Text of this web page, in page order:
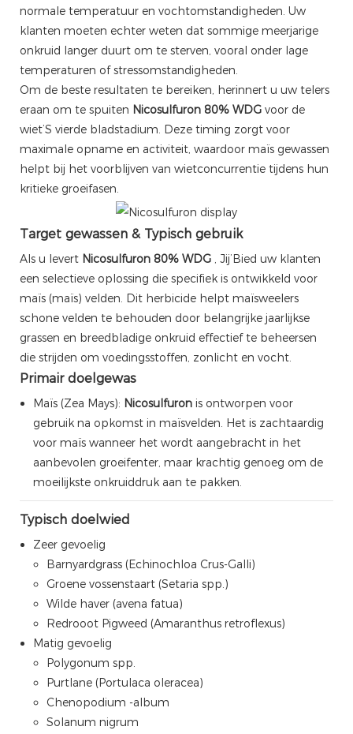
normale temperatuur en vochtomstandigheden. Uw
klanten moeten echter weten dat sommige meerjarige
onkruid langer duurt om te sterven, vooral onder lage
temperaturen of stressomstandigheden.
Om de beste resultaten te bereiken, herinnert u uw telers
eraan om te spuiten Nicosulfuron 80% WDG voor de
wiet’S vierde bladstadium. Deze timing zorgt voor
maximale opname en activiteit, waardoor maïs gewassen
helpt bij het voorblijven van wietconcurrentie tijdens hun
kritieke groeifasen.
Target gewassen & Typisch gebruik
Als u levert Nicosulfuron 80% WDG , Jij’Bied uw klanten
een selectieve oplossing die specifiek is ontwikkeld voor
maïs (maïs) velden. Dit herbicide helpt maïsweelers
schone velden te behouden door belangrijke jaarlijkse
grassen en breedbladige onkruid effectief te beheersen
die strijden om voedingsstoffen, zonlicht en vocht.
Primair doelgewas
Maïs (Zea Mays): Nicosulfuron is ontworpen voor
gebruik na opkomst in maïsvelden. Het is zachtaardig
voor maïs wanneer het wordt aangebracht in het
aanbevolen groeifenter, maar krachtig genoeg om de
moeilijkste onkruiddruk aan te pakken.
Typisch doelwied
Zeer gevoelig
Barnyardgrass (Echinochloa Crus-Galli)
Groene vossenstaart (Setaria spp.)
Wilde haver (avena fatua)
Redrooot Pigweed (Amaranthus retroflexus)
Matig gevoelig
Polygonum spp.
Purtlane (Portulaca oleracea)
Chenopodium -album
Solanum nigrum